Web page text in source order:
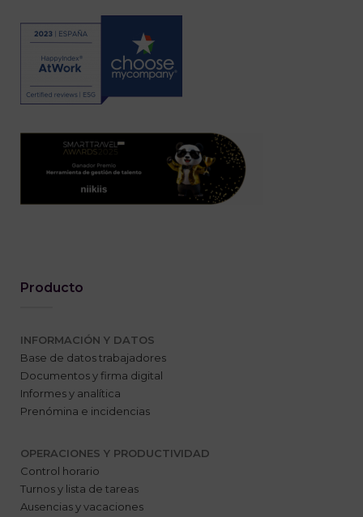
Producto
INFORMACIÓN Y DATOS
Base de datos trabajadores
Documentos y firma digital
Informes y analítica
Prenómina e incidencias
OPERACIONES Y PRODUCTIVIDAD
Control horario
Turnos y lista de tareas
Ausencias y vacaciones